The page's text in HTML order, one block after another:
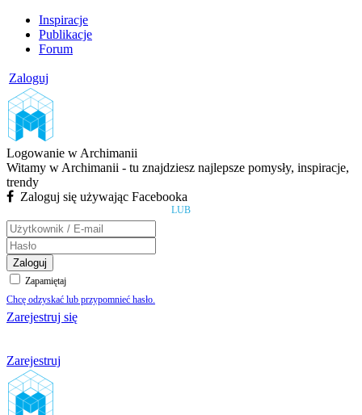
Inspiracje
Publikacje
Forum
Zaloguj
Logowanie w Archimanii
Witamy w Archimanii - tu znajdziesz najlepsze pomysły, inspiracje,
trendy
Zaloguj się używając Facebooka
LUB
Zaloguj
Zapamiętaj
Chcę odzyskać lub przypomnieć hasło.
Zarejestruj się
Zarejestruj